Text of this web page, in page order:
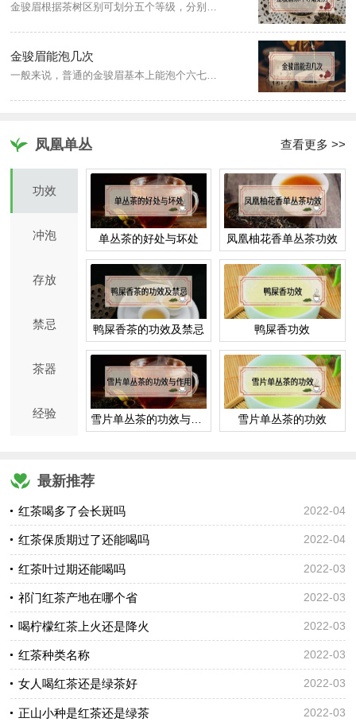
金骏眉根据茶树区别可划分五个等级，分别为特级、一级、二级、三级、四级，每个等级的品质各不相同。特级金骏眉条索壮实紧结，色泽乌黑油润，桂圆干香或松烟香明显；一级金骏眉的条索尚壮实，汤色橙黄尚亮；二级金骏眉条索略显粗实，汤色橙黄欠亮；三级金骏眉条索粗松，汤色暗红；四级金骏眉色泽乌黑有光泽，金色毫毛较多。
金骏眉能泡几次
一般来说，普通的金骏眉基本上能泡个六七次；而好一些贵一些的金骏眉，泡上十次也是完全没有问题的。金骏眉能留香到十三泡，建议泡十泡，超过十泡以上的茶叶，基本上没什么味道了。
凤凰单丛 查看更多 >>
功效
冲泡
存放
禁忌
茶器
经验
单丛茶的好处与坏处 凤凰柚花香单丛茶功效
鸭屎香茶的功效及禁忌 鸭屎香功效
雪片单丛茶的功效与作用 雪片单丛茶的功效
最新推荐
红茶喝多了会长斑吗 2022-04
红茶保质期过了还能喝吗 2022-04
红茶叶过期还能喝吗 2022-03
祁门红茶产地在哪个省 2022-03
喝柠檬红茶上火还是降火 2022-03
红茶种类名称 2022-03
女人喝红茶还是绿茶好 2022-03
正山小种是红茶还是绿茶 2022-03